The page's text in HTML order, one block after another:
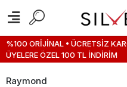
%100 ORİJİNAL • ÜCRETSİZ
ÜYELERE ÖZEL 100 TL İNDİRİM
Raymond